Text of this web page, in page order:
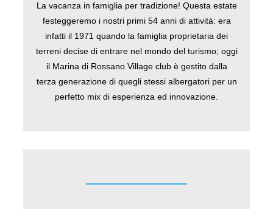
La vacanza in famiglia per tradizione! Questa estate
festeggeremo i nostri primi 54 anni di attività: era
infatti il 1971 quando la famiglia proprietaria dei
terreni decise di entrare nel mondo del turismo; oggi
il Marina di Rossano Village club è gestito dalla
terza generazione di quegli stessi albergatori per un
perfetto mix di esperienza ed innovazione.